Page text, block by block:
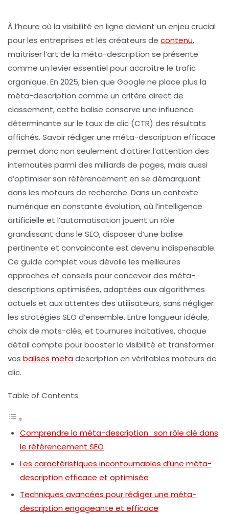
À l’heure où la visibilité en ligne devient un enjeu crucial
pour les entreprises et les créateurs de contenu,
maîtriser l’art de la méta-description se présente
comme un levier essentiel pour accroître le trafic
organique. En 2025, bien que Google ne place plus la
méta-description comme un critère direct de
classement, cette balise conserve une influence
déterminante sur le taux de clic (CTR) des résultats
affichés. Savoir rédiger une méta-description efficace
permet donc non seulement d’attirer l’attention des
internautes parmi des milliards de pages, mais aussi
d’optimiser son référencement en se démarquant
dans les moteurs de recherche. Dans un contexte
numérique en constante évolution, où l’intelligence
artificielle et l’automatisation jouent un rôle
grandissant dans le SEO, disposer d’une balise
pertinente et convaincante est devenu indispensable.
Ce guide complet vous dévoile les meilleures
approches et conseils pour concevoir des méta-
descriptions optimisées, adaptées aux algorithmes
actuels et aux attentes des utilisateurs, sans négliger
les stratégies SEO d’ensemble. Entre longueur idéale,
choix de mots-clés, et tournures incitatives, chaque
détail compte pour booster la visibilité et transformer
vos balises metadescription en véritables moteurs de
clic.
Table of Contents
Comprendre la méta-description : son rôle clé dans
le référencement SEO
Les caractéristiques incontournables d’une méta-
description efficace et optimisée
Techniques avancées pour rédiger une méta-
description engageante et efficace